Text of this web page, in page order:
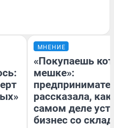
МНЕНИЕ
«Покупаешь
мешке»:
рассказала, как
самом деле
бизнес со